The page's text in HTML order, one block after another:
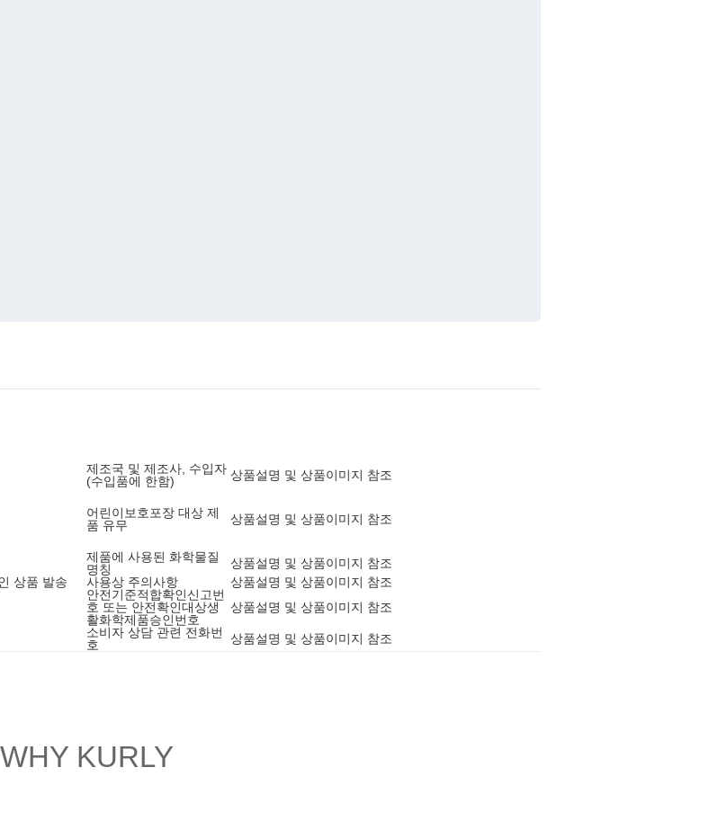
제조국 및 제조사, 수입자
(수입품에 한함)
상품설명 및 상품이미지 참조
어린이보호포장 대상 제
품 유무
상품설명 및 상품이미지 참조
제품에 사용된 화학물질
명칭
상품설명 및 상품이미지 참조
상품 발송 사용상 주의사항
상품설명 및 상품이미지 참조
안전기준적합확인신고번
호 또는 안전확인대상생
활화학제품승인번호
상품설명 및 상품이미지 참조
소비자 상담 관련 전화번
호
상품설명 및 상품이미지 참조
WHY KURLY